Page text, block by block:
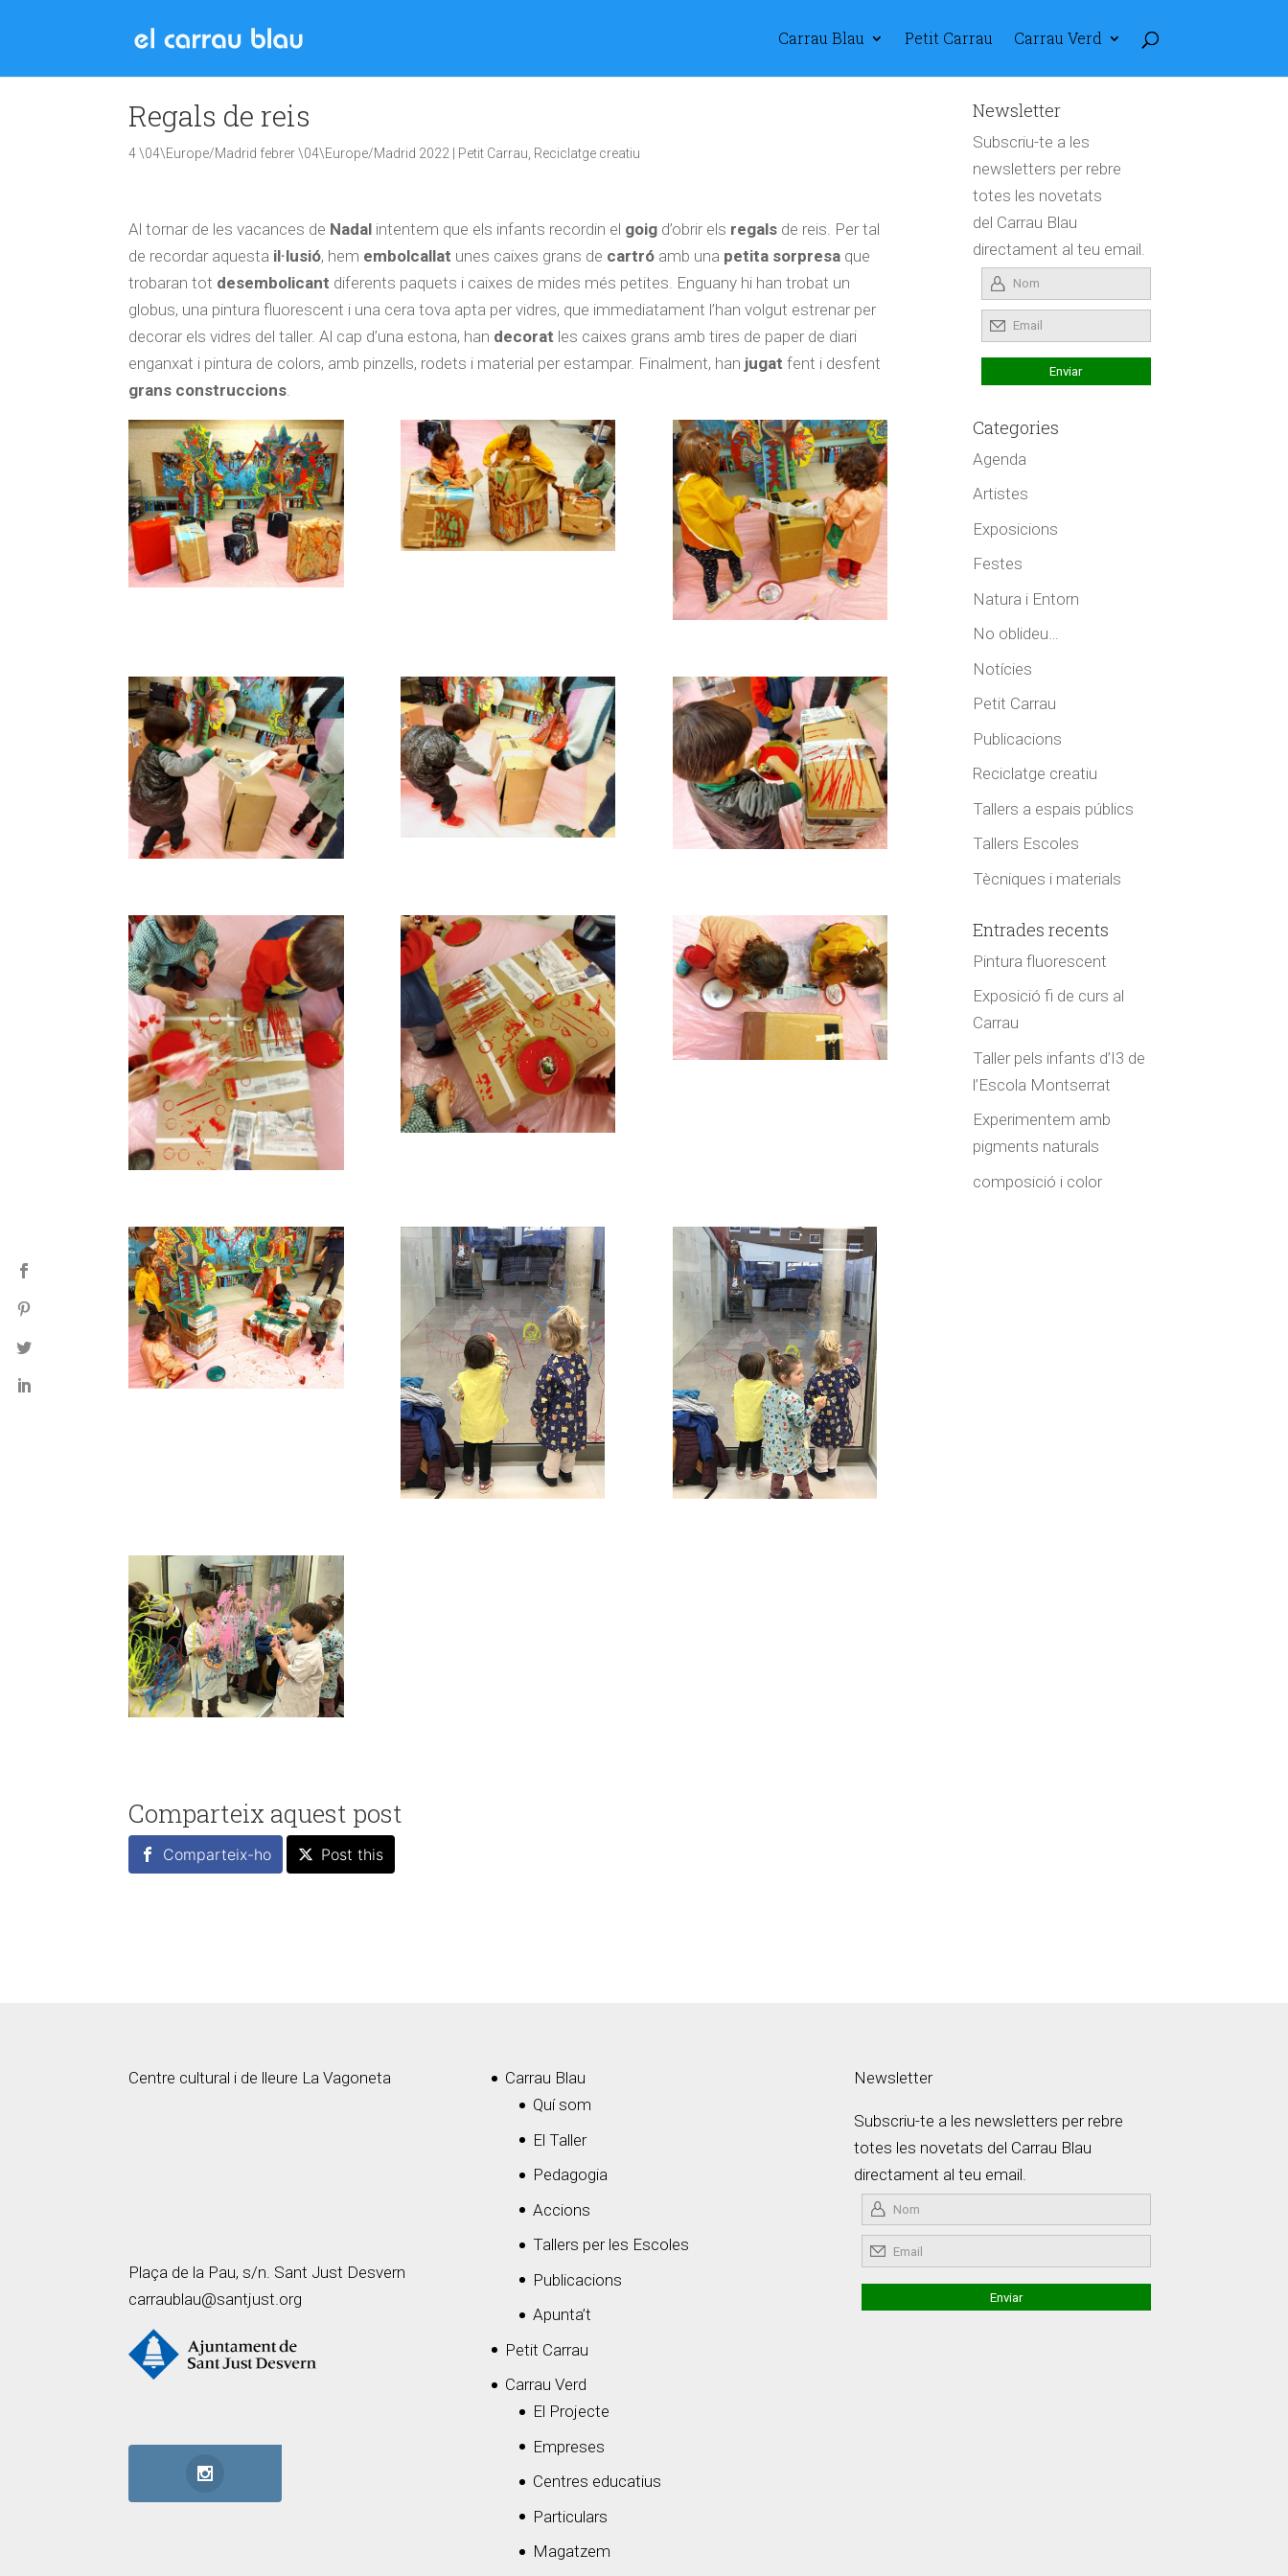
Carrau Blau Petit Carrau Carrau Verd
Regals de reis
4 \04\Europe/Madrid febrer \04\Europe/Madrid 2022 Petit Carrau Reciclatge creatiu
Al tornar de les vacances de Nadal intentem que els infants recordin el goig d’obrir els regals de reis. Per tal
de recordar aquesta il·lusió, hem embolcallat unes caixes grans de cartró amb una petita sorpresa que
trobaran tot desembolicant diferents paquets i caixes de mides més petites. Enguany hi han trobat un
globus, una pintura fluorescent i una cera tova apta per vidres, que immediatament l’han volgut estrenar per
decorar els vidres del taller. Al cap d’una estona, han decorat les caixes grans amb tires de paper de diari
enganxat i pintura de colors, amb pinzells, rodets i material per estampar. Finalment, han jugat fent i desfent
grans construccions.
Comparteix aquest post
Comparteix-ho Post this
Newsletter
Subscriu-te a les
newsletters per rebre
totes les novetats
del Carrau Blau
directament al teu email.
Categories
Agenda
Artistes
Exposicions
Festes
Natura i Entorn
No oblideu…
Notícies
Petit Carrau
Publicacions
Reciclatge creatiu
Tallers a espais públics
Tallers Escoles
Tècniques i materials
Entrades recents
Pintura fluorescent
Exposició fi de curs al
Carrau
Taller pels infants d’I3 de
l’Escola Montserrat
Experimentem amb
pigments naturals
composició i color
Centre cultural i de lleure La Vagoneta
Plaça de la Pau, s/n. Sant Just Desvern
carraublau@santjust.org
Carrau Blau
Quí som
El Taller
Pedagogia
Accions
Tallers per les Escoles
Publicacions
Apunta’t
Petit Carrau
Carrau Verd
El Projecte
Empreses
Centres educatius
Particulars
Magatzem
Newsletter
Subscriu-te a les newsletters per rebre
totes les novetats del Carrau Blau
directament al teu email.